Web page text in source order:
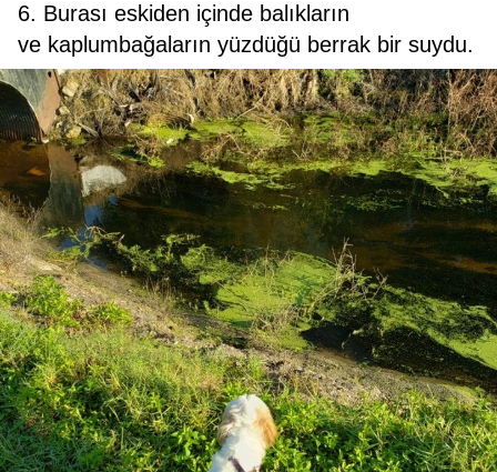
6. Burası eskiden içinde balıkların
ve kaplumbağaların yüzdüğü berrak bir suydu.